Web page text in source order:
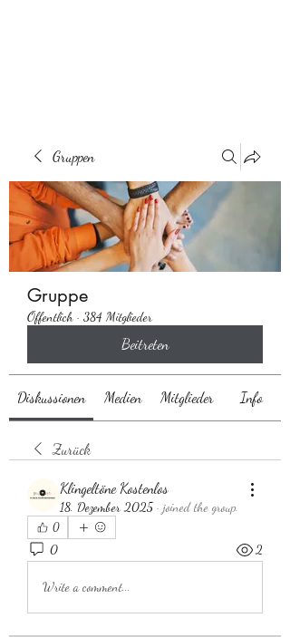
Gruppen
Gruppe
Öffentlich · 384 Mitglieder
Beitreten
Diskussionen Medien Mitglieder Info
Zurück
Klingeltöne Kostenlos
18. Dezember 2025 · joined the group.
0
0 2
Write a comment...